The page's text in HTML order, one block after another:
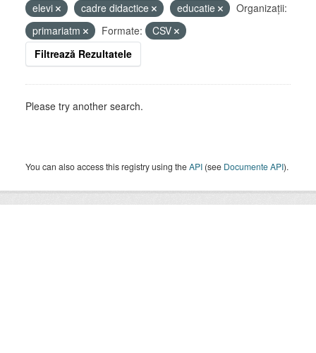
elevi
cadre didactice educatie
Organizații:
primariatm
Formate:
CSV
Filtrează Rezultatele
Please try another search.
You can also access this registry using theAPI (see Documente API).